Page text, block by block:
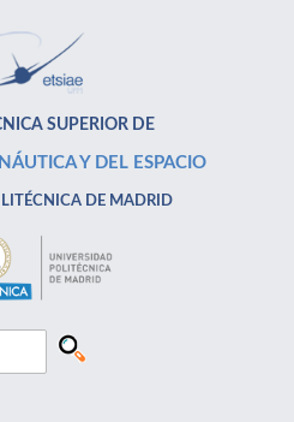
SUPERIOR DE
Y DEL ESPACIO
DE MADRID